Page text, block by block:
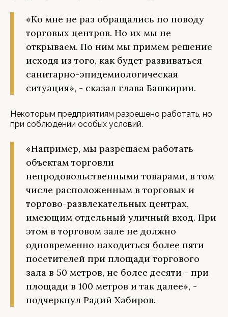
«Ко мне не раз обращались по поводу
торговых центров. Но их мы не
открываем. По ним мы примем решение
исходя из того, как будет развиваться
санитарно-эпидемиологическая
ситуация», - сказал глава Башкирии.
Некоторым предприятиям разрешено работать, но
при соблюдении особых условий.
«Например, мы разрешаем работать
объектам торговли
непродовольственными товарами, в том
числе расположенным в торговых и
торгово-развлекательных центрах,
имеющим отдельный уличный вход. При
этом в торговом зале не должно
одновременно находиться более пяти
посетителей при площади торгового
зала в 50 метров, не более десяти - при
площади в 100 метров и так далее», -
подчеркнул Радий Хабиров.